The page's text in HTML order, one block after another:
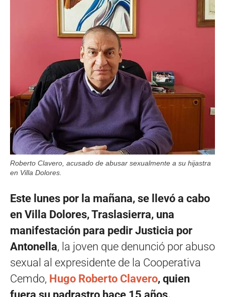
Roberto Clavero, acusado de abusar sexualmente a su hijastra
en Villa Dolores.
Este lunes por la mañana, se llevó a cabo
en Villa Dolores, Traslasierra, una
manifestación para pedir Justicia por
Antonella, la joven que denunció por abuso
sexual al expresidente de la Cooperativa
Cemdo, Hugo Roberto Clavero, quien